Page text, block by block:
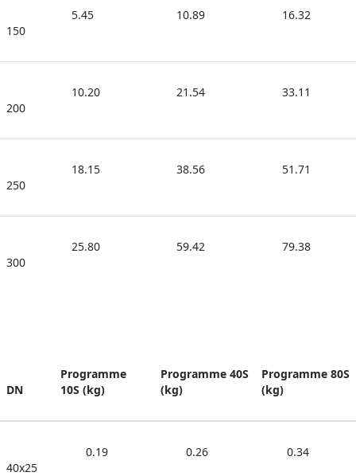
150
5.45 10.89 16.32
200
10.20 21.54 33.11
250
18.15 38.56 51.71
300
25.80 59.42 79.38
DN
Programme
10S (kg)
Programme 40S
(kg)
Programme 80S
(kg)
40x25
0.19 0.26 0.34